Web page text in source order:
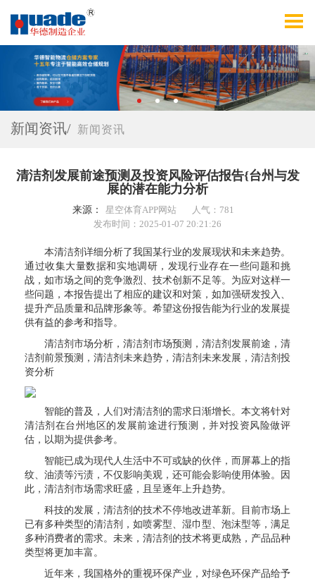
新闻资讯/ 新闻资讯
清洁剂发展前途预测及投资风险评估报告{台州与发
展的潜在能力分析
来源： 星空体育APP网站
人气：781
发布时间：2025-01-07 20:21:26
本清洁剂详细分析了我国某行业的发展现状和未来趋势。
通过收集大量数据和实地调研，发现行业存在一些问题和挑
战，如市场之间的竞争激烈、技术创新不足等。为应对这样一
些问题，本报告提出了相应的建议和对策，如加强研发投入、
提升产品质量和品牌形象等。希望这份报告能为行业的发展提
供有益的参考和指导。
清洁剂市场分析，清洁剂市场预测，清洁剂发展前途，清
洁剂前景预测，清洁剂未来趋势，清洁剂未来发展，清洁剂投
资分析
智能的普及，人们对清洁剂的需求日渐增长。本文将针对
清洁剂在台州地区的发展前途进行预测，并对投资风险做评
估，以期为提供参考。
智能已成为现代人生活中不可或缺的伙伴，而屏幕上的指
纹、油渍等污渍，不仅影响美观，还可能会影响使用体验。因
此，清洁剂市场需求旺盛，且呈逐年上升趋势。
科技的发展，清洁剂的技术不停地改进革新。目前市场上
已有多种类型的清洁剂，如喷雾型、湿巾型、泡沫型等，满足
多种消费者的需求。未来，清洁剂的技术将更成熟，产品品种
类型将更加丰富。
近年来，我国格外的重视环保产业，对绿色环保产品给予